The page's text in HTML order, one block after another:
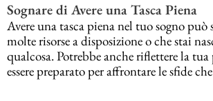
Sognare di Avere una Tasca Piena
Avere una tasca piena nel tuo sogno può
molte risorse a disposizione o che stai
qualcosa. Potrebbe anche riflettere la tua
essere preparato per affrontare le sfide